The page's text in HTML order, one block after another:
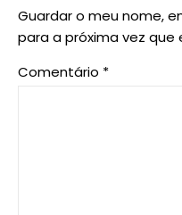
Guardar o meu nome,
para a próxima vez que
Comentário *